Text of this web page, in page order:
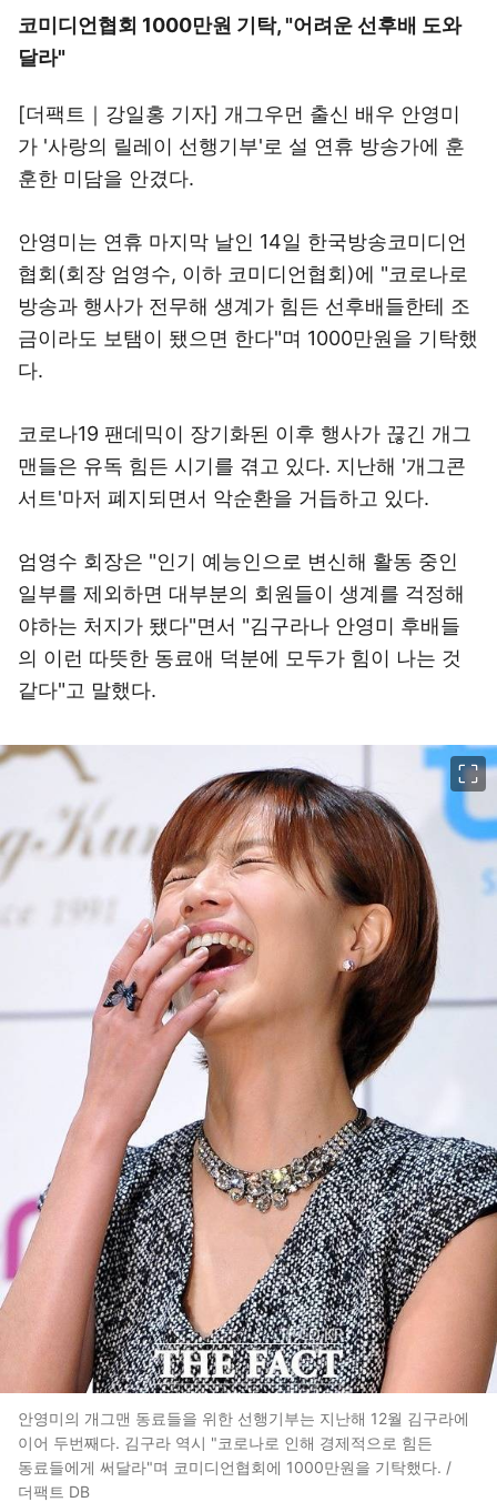
코미디언협회 1000만원 기탁, "어려운 선후배 도와
달라"
[더팩트｜강일홍 기자] 개그우먼 출신 배우 안영미
가 '사랑의 릴레이 선행기부'로 설 연휴 방송가에 훈
훈한 미담을 안겼다.
안영미는 연휴 마지막 날인 14일 한국방송코미디언
협회(회장 엄영수, 이하 코미디언협회)에 "코로나로
방송과 행사가 전무해 생계가 힘든 선후배들한테 조
금이라도 보탬이 됐으면 한다"며 1000만원을 기탁했
다.
코로나19 팬데믹이 장기화된 이후 행사가 끊긴 개그
맨들은 유독 힘든 시기를 겪고 있다. 지난해 '개그콘
서트'마저 폐지되면서 악순환을 거듭하고 있다.
엄영수 회장은 "인기 예능인으로 변신해 활동 중인
일부를 제외하면 대부분의 회원들이 생계를 걱정해
야하는 처지가 됐다"면서 "김구라나 안영미 후배들
의 이런 따뜻한 동료애 덕분에 모두가 힘이 나는 것
같다"고 말했다.
안영미의 개그맨 동료들을 위한 선행기부는 지난해 12월 김구라에
이어 두번째다. 김구라 역시 "코로나로 인해 경제적으로 힘든
동료들에게 써달라"며 코미디언협회에 1000만원을 기탁했다. /
더팩트 DB